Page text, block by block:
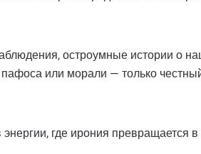
остроумные истории о
или морали — только
где ирония превращается в